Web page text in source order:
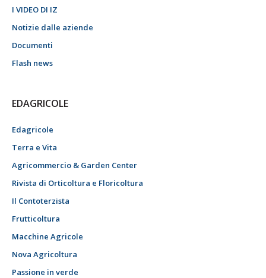
I VIDEO DI IZ
Notizie dalle aziende
Documenti
Flash news
EDAGRICOLE
Edagricole
Terra e Vita
Agricommercio & Garden Center
Rivista di Orticoltura e Floricoltura
Il Contoterzista
Frutticoltura
Macchine Agricole
Nova Agricoltura
Passione in verde